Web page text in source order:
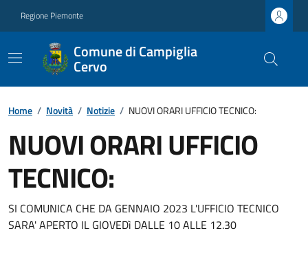
Regione Piemonte
Comune di Campiglia
Cervo
Home / Novità / Notizie / NUOVI ORARI UFFICIO TECNICO:
NUOVI ORARI UFFICIO
TECNICO:
SI COMUNICA CHE DA GENNAIO 2023 L'UFFICIO TECNICO
SARA' APERTO IL GIOVEDì DALLE 10 ALLE 12.30